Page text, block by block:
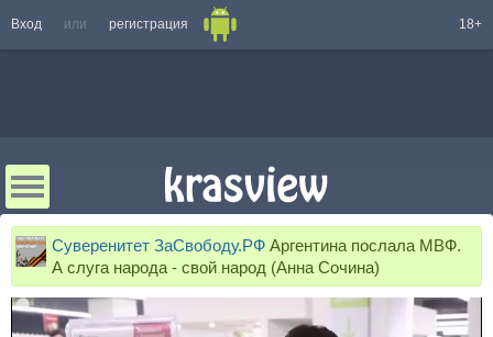
Вход или регистрация 18+
Суверенитет ЗаСвободу.РФ Аргентина послала МВФ.
А слуга народа - свой народ (Анна Сочина)